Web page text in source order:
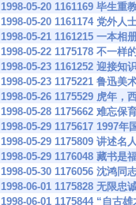
1998-05-20 1161169 毕生
1998-05-20 1161174 党外
1998-05-21 1161215 一本相
1998-05-22 1175178 不一样
1998-05-23 1161252 迎接
1998-05-23 1175221 鲁迅
1998-05-26 1175529 虎年，
1998-05-28 1175662 难忘保
1998-05-29 1175617 1997年
1998-05-29 1175809 讲述名
1998-05-29 1176048 藏书是
1998-05-30 1176056 沈鸿同
1998-06-01 1175828 无限
1998-06-01 1175844 “自古雄